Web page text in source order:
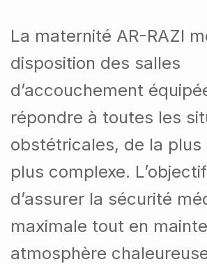
La maternité AR-RAZI
disposition des salles
d’accouchement
répondre à toutes les
obstétricales, de la plus
plus complexe.
d’assurer la sécurité
maximale tout en
atmosphère